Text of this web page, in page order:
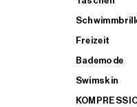
Freizeit
Bademode
Swimskin